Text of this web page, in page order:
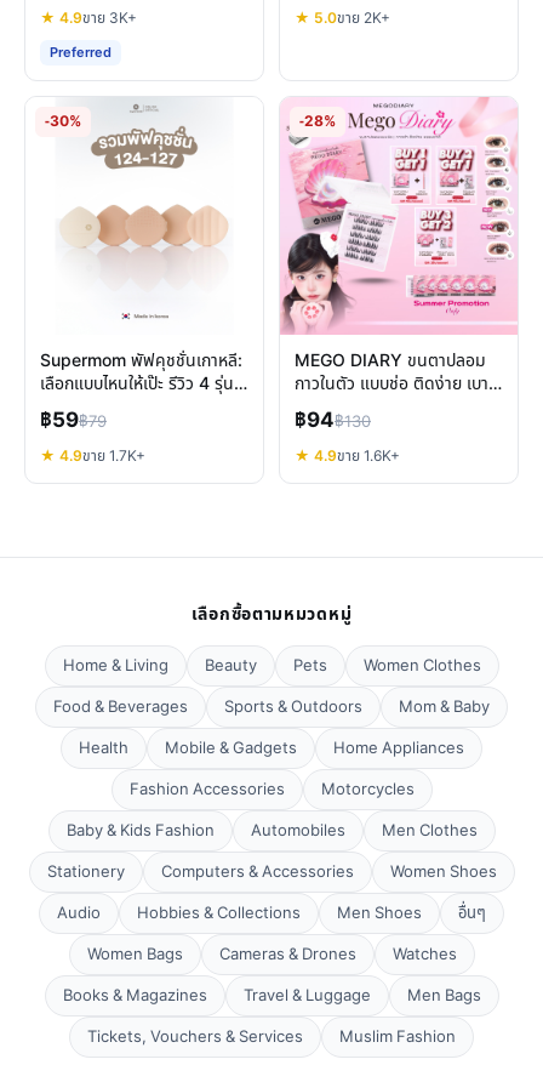
★ 4.9ขาย 3K+
Preferred
★ 5.0ขาย 2K+
-30%
Supermom พัฟคุชชั่นเกาหลี:
เลือกแบบไหนให้เป๊ะ รีวิว 4 รุ่น
ยอดนิยม
฿59฿79
★ 4.9ขาย 1.7K+
-28%
MEGO DIARY ขนตาปลอม
กาวในตัว แบบช่อ ติดง่าย เบา
สบาย ทรงสวย ดูเป็นธรรมชาติ
฿94฿130
★ 4.9ขาย 1.6K+
เลือกซื้อตามหมวดหมู่
Home & Living Beauty Pets
Women Clothes
Food & Beverages
Sports & Outdoors
Mom & Baby
Health
Mobile & Gadgets
Home Appliances
Fashion Accessories
Motorcycles
Baby & Kids Fashion
Automobiles
Men Clothes
Stationery
Computers & Accessories
Women Shoes
Audio
Hobbies & Collections Men Shoes
อื่นๆ
Women Bags
Cameras & Drones
Watches
Books & Magazines
Travel & Luggage
Men Bags
Tickets, Vouchers & Services
Muslim Fashion